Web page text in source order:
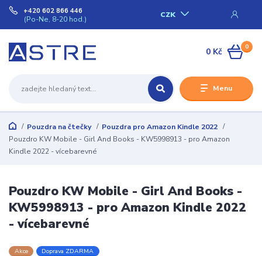
Menu
CZK
+420 602 866 446
(Po-Ne, 8-20 hod.)
0
0 Kč
Pouzdra na čtečky
Pouzdra pro Amazon Kindle 2022
Pouzdro KW Mobile - Girl And Books - KW5998913 - pro Amazon
Kindle 2022 - vícebarevné
Pouzdro KW Mobile - Girl And Books -
KW5998913 - pro Amazon Kindle 2022
- vícebarevné
Akce Doprava ZDARMA